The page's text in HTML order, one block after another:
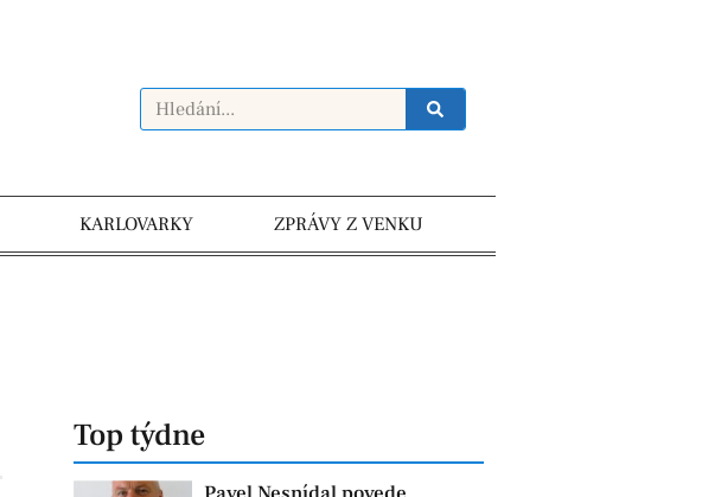
KARLOVARKY ZPRÁVY Z VENKU
Top týdne